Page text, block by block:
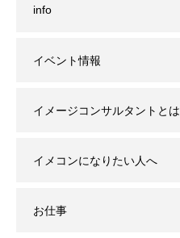
info
イベント情報
イメージコンサルタントとは
イメコンになりたい人へ
お仕事